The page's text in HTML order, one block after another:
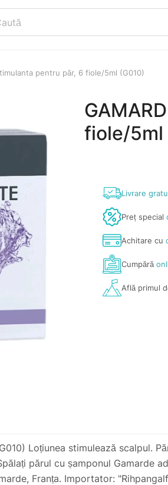
pentru păr, 6 fiole/5ml (G010)
fiole/5ml
Livrare
Preț special
Achitare cu
Cumpără
Află primul
Loțiunea stimulează scalpul.
părul cu șamponul Gamarde
Franța. Importator: